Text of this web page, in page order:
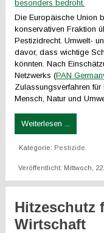
Die Europäische Union
konservativen Fraktion
Pestizidrecht. Umwelt-
davor, dass wichtige
könnten. Nach
Netzwerks (PAN
Zulassungsverfahren
Mensch, Natur und
Weiterlesen ...
Kategorie: Pestizide
Veröffentlicht: Mittwoch,
Hitzeschutz
Wirtschaft